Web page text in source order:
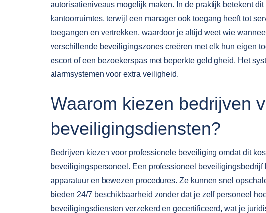
autorisatieniveaus mogelijk maken. In de praktijk betekent
kantoorruimtes, terwijl een manager ook toegang heeft tot
toegangen en vertrekken, waardoor je altijd weet wie
verschillende beveiligingszones creëren met elk hun eigen
escort of een bezoekerspas met beperkte geldigheid. Het
alarmsystemen voor extra veiligheid.
Waarom kiezen bedrijven
beveiligingsdiensten?
Bedrijven kiezen voor professionele beveiliging omdat dit
beveiligingspersoneel. Een professioneel
apparatuur en bewezen procedures. Ze kunnen snel
bieden 24/7 beschikbaarheid zonder dat je zelf personeel
beveiligingsdiensten verzekerd en gecertificeerd, wat je